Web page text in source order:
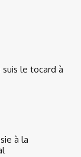
suis le tocard à
à la